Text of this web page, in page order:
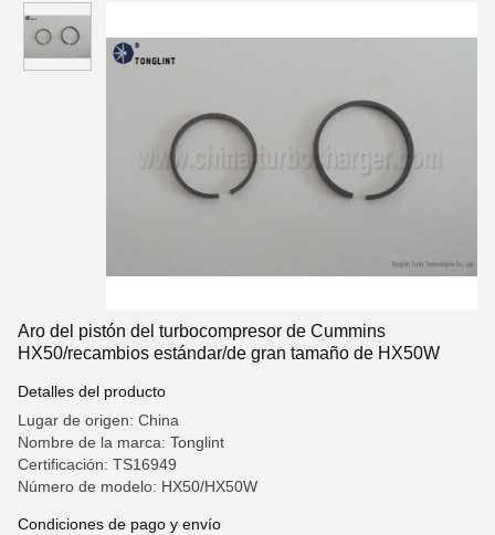
Aro del pistón del turbocompresor de Cummins
HX50/recambios estándar/de gran tamaño de HX50W
Detalles del producto
Lugar de origen: China
Nombre de la marca: Tonglint
Certificación: TS16949
Número de modelo: HX50/HX50W
Condiciones de pago y envío